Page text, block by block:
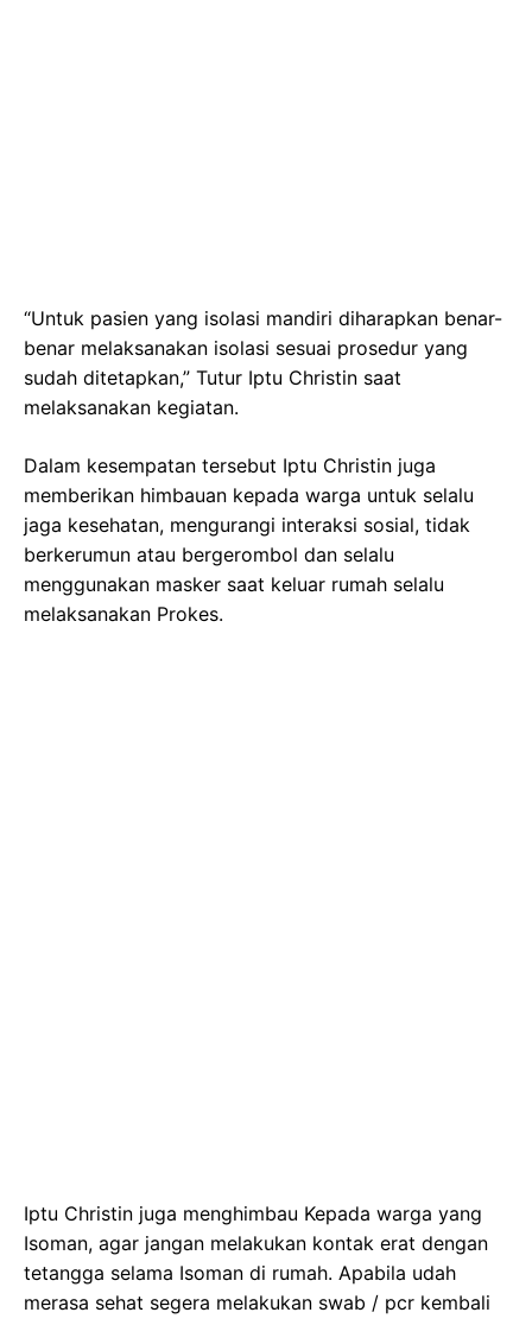
“Untuk pasien yang isolasi mandiri diharapkan benar-
benar melaksanakan isolasi sesuai prosedur yang
sudah ditetapkan,” Tutur Iptu Christin saat
melaksanakan kegiatan.
Dalam kesempatan tersebut Iptu Christin juga
memberikan himbauan kepada warga untuk selalu
jaga kesehatan, mengurangi interaksi sosial, tidak
berkerumun atau bergerombol dan selalu
menggunakan masker saat keluar rumah selalu
melaksanakan Prokes.
Iptu Christin juga menghimbau Kepada warga yang
Isoman, agar jangan melakukan kontak erat dengan
tetangga selama Isoman di rumah. Apabila udah
merasa sehat segera melakukan swab / pcr kembali